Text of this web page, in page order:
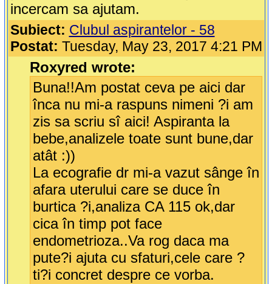
incercam sa ajutam.
Subiect: Clubul aspirantelor - 58
Postat: Tuesday, May 23, 2017 4:21 PM
Roxyred wrote:
Buna!!Am postat ceva pe aici dar
înca nu mi-a raspuns nimeni ?i am
zis sa scriu sî aici! Aspiranta la
bebe,analizele toate sunt bune,dar
atât :))
La ecografie dr mi-a vazut sânge în
afara uterului care se duce în
burtica ?i,analiza CA 115 ok,dar
cica în timp pot face
endometrioza..Va rog daca ma
pute?i ajuta cu sfaturi,cele care ?
ti?i concret despre ce vorba.